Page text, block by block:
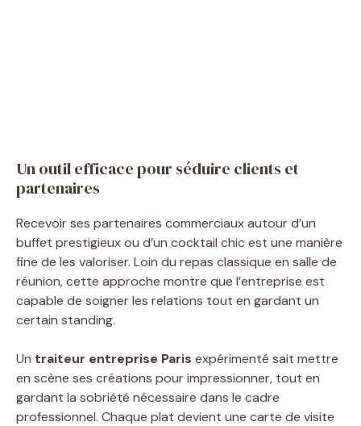
Un outil efficace pour séduire clients et
partenaires
Recevoir ses partenaires commerciaux autour d’un
buffet prestigieux ou d’un cocktail chic est une manière
fine de les valoriser. Loin du repas classique en salle de
réunion, cette approche montre que l’entreprise est
capable de soigner les relations tout en gardant un
certain standing.
Un traiteur entreprise Paris expérimenté sait mettre
en scène ses créations pour impressionner, tout en
gardant la sobriété nécessaire dans le cadre
professionnel. Chaque plat devient une carte de visite